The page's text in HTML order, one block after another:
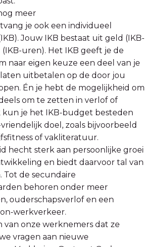
meer
je ook een individueel
Jouw IKB bestaat uit geld (IKB-
uren). Het IKB geeft je de
naar eigen keuze een deel van je
uitbetalen op de door jou
Én je hebt de mogelijkheid om
om te zetten in verlof of
kun je het IKB-budget besteden
doel, zoals bijvoorbeeld
of vakliteratuur.
hecht sterk aan persoonlijke groei
en biedt daarvoor tal van
Tot de secundaire
behoren onder meer
ouderschapsverlof en een
werkverkeer.
van onze werknemers dat ze
vragen aan nieuwe